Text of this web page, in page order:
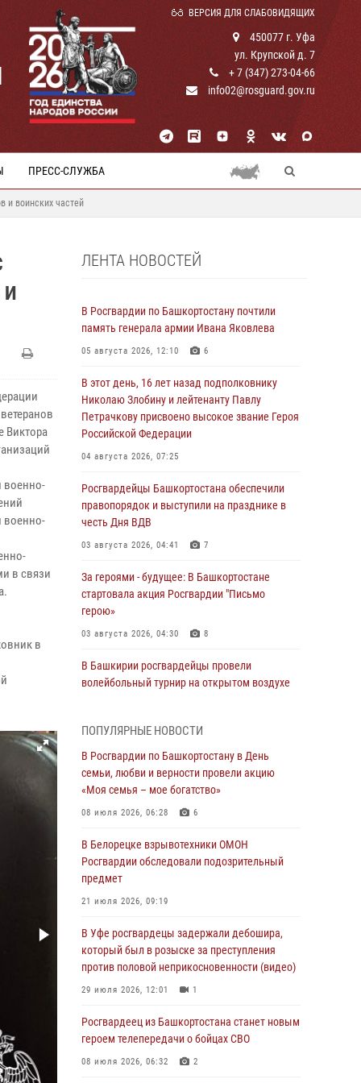
ВЕРСИЯ ДЛЯ СЛАБОВИДЯЩИХ
450077 г. Уфа
ул. Крупской д. 7
+ 7 (347) 273-04-66
info02@rosguard.gov.ru
ПРЕСС-СЛУЖБА
и воинских частей
И
Виктора
военно-
военно-
в связи
в
ЛЕНТА НОВОСТЕЙ
В Росгвардии по Башкортостану почтили
память генерала армии Ивана Яковлева
05 августа 2026, 12:10 6
В этот день, 16 лет назад подполковнику
Николаю Злобину и лейтенанту Павлу
Петрачкову присвоено высокое звание Героя
Российской Федерации
04 августа 2026, 07:25
Росгвардейцы Башкортостана обеспечили
правопорядок и выступили на празднике в
честь Дня ВДВ
03 августа 2026, 04:41 7
За героями - будущее: В Башкортостане
стартовала акция Росгвардии "Письмо
герою»
03 августа 2026, 04:30 8
В Башкирии росгвардейцы провели
волейбольный турнир на открытом воздухе
В Уфе росгвардейцы по горячим следам
задержали подозреваемого в открытом
хищении из аптеки (видео)
03 августа 2026, 04:15 1
комплектования Росгвардии Башкортостана
ответил на вопросы граждан
30 июля 2026, 12:54
который был в розыске за преступления
против половой неприкосновенности (видео)
29 июля 2026, 12:01 1
комплектования штаба Росгвардии
Башкортостана проведет прямую линию
29 июля 2026, 10:52
ПОПУЛЯРНЫЕ НОВОСТИ
В Росгвардии по Башкортостану в День
семьи, любви и верности провели акцию
«Моя семья – мое богатство»
08 июля 2026, 06:28 6
В Белорецке взрывотехники ОМОН
Росгвардии обследовали подозрительный
предмет
21 июля 2026, 09:19
В Уфе росгвардецы задержали дебошира,
который был в розыске за преступления
против половой неприкосновенности (видео)
29 июля 2026, 12:01 1
Росгвардеец из Башкортостана станет новым
героем телепередачи о бойцах СВО
08 июля 2026, 06:32 2